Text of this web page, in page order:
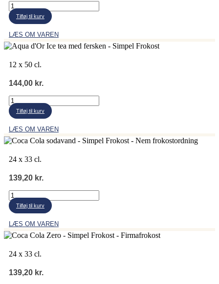
Aqua
d'Or
brus
og
citrus
antal
Tilføj til kurv
LÆS OM VAREN
12 x 50 cl.
144,00 kr.
Aqua
d'Or
Ice
tea
fersken
antal
Tilføj til kurv
LÆS OM VAREN
24 x 33 cl.
139,20 kr.
Coca
Cola
antal
Tilføj til kurv
LÆS OM VAREN
24 x 33 cl.
139,20 kr.